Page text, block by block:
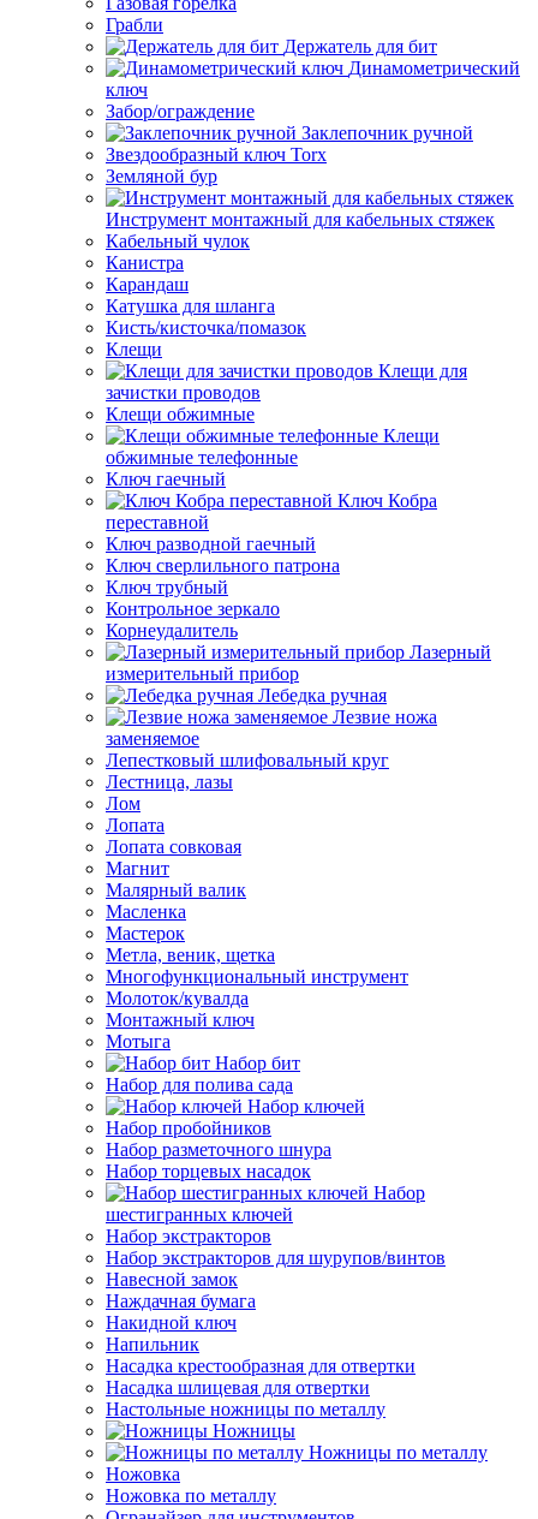
Грабли
Держатель для бит
Динамометрический
ключ
Забор/ограждение
Заклепочник ручной
Звездообразный ключ Torx
Земляной бур
Инструмент монтажный для кабельных стяжек
Кабельный чулок
Канистра
Карандаш
Катушка для шланга
Кисть/кисточка/помазок
Клещи
Клещи для
зачистки проводов
Клещи обжимные
Клещи
обжимные телефонные
Ключ гаечный
Ключ Кобра
переставной
Ключ разводной гаечный
Ключ сверлильного патрона
Ключ трубный
Контрольное зеркало
Корнеудалитель
Лазерный
измерительный прибор
Лебедка ручная
Лезвие ножа
заменяемое
Лепестковый шлифовальный круг
Лестница, лазы
Лом
Лопата
Лопата совковая
Магнит
Малярный валик
Масленка
Мастерок
Метла, веник, щетка
Многофункциональный инструмент
Молоток/кувалда
Монтажный ключ
Мотыга
Набор бит
Набор для полива сада
Набор ключей
Набор пробойников
Набор разметочного шнура
Набор торцевых насадок
Набор
шестигранных ключей
Набор экстракторов
Набор экстракторов для шурупов/винтов
Навесной замок
Наждачная бумага
Накидной ключ
Напильник
Насадка крестообразная для отвертки
Насадка шлицевая для отвертки
Настольные ножницы по металлу
Ножницы
Ножницы по металлу
Ножовка
Ножовка по металлу